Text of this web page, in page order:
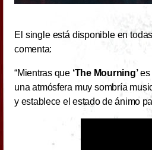
El single está disponible en
comenta:
“Mientras que ‘The Mourning’es
una atmósfera muy sombría
y establece el estado de ánimo